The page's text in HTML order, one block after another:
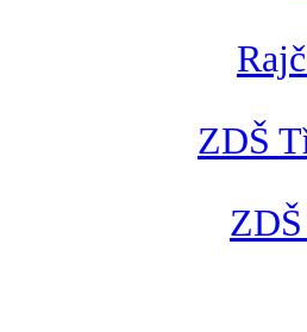
ZDŠ